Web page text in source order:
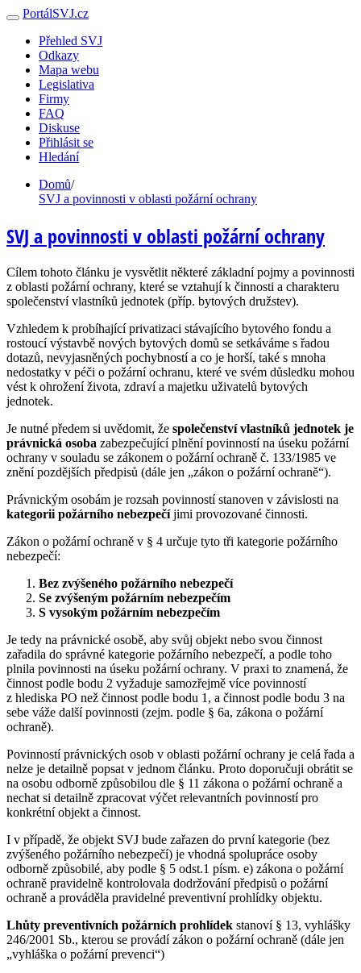
PortálSVJ.cz
Přehled SVJ
Odkazy
Mapa webu
Legislativa
Firmy
FAQ
Diskuse
Přihlásit se
Hledání
Domů/
SVJ a povinnosti v oblasti požární ochrany
SVJ a povinnosti v oblasti požární ochrany
Cílem tohoto článku je vysvětlit některé základní pojmy a povinnosti
z oblasti požární ochrany, které se vztahují k činnosti a charakteru
společenství vlastníků jednotek (příp. bytových družstev).
Vzhledem k probíhající privatizaci stávajícího bytového fondu a
rostoucí výstavbě nových bytových domů se setkáváme s řadou
dotazů, nevyjasněných pochybností a co je horší, také s mnoha
nedostatky v péči o požární ochranu, které ve svém důsledku mohou
vést k ohrožení života, zdraví a majetku uživatelů bytových
jednotek.
Je nutné předem si uvědomit, že společenství vlastníků jednotek je
právnická osoba zabezpečující plnění povinností na úseku požární
ochrany v souladu se zákonem o požární ochraně č. 133/1985 ve
znění pozdějších předpisů (dále jen „zákon o požární ochraně“).
Právnickým osobám je rozsah povinností stanoven v závislosti na
kategorii požárního nebezpečíjimi provozované činnosti.
Zákon o požární ochraně v § 4 určuje tyto tři kategorie požárního
nebezpečí:
Bez zvýšeného požárního nebezpečí
Se zvýšeným požárním nebezpečím
S vysokým požárním nebezpečím
Je tedy na právnické osobě, aby svůj objekt nebo svou činnost
zařadila do správné kategorie požárního nebezpečí, a podle toho
plnila povinnosti na úseku požární ochrany. V praxi to znamená, že
činnost podle bodu 2 vyžaduje samozřejmě více povinností
z hlediska PO než činnost podle bodu 1, a činnost podle bodu 3 na
sebe váže další povinnosti (zejm. podle § 6a, zákona o požární
ochraně).
Povinností právnických osob v oblasti požární ochrany je celá řada a
nelze je detailně popsat v jednom článku. Proto doporučuji obrátit se
na osobu odborně způsobilou dle § 11 zákona o požární ochraně a
nechat si detailně zpracovat výčet relevantních povinností pro
konkrétní objekt a činnost.
I v případě, že objekt SVJ bude zařazen do první kategorie (bez
zvýšeného požárního nebezpečí) je vhodná spolupráce osoby
odborně způsobilé, aby podle § 5 odst.1 písm. e) zákona o požární
ochraně pravidelně kontrolovala dodržování předpisů o požární
ochraně a prováděla pravidelné preventivní prohlídky objektu.
Lhůty preventivních požárních prohlídek stanoví § 13, vyhlášky
246/2001 Sb., kterou se provádí zákon o požární ochraně (dále jen
„vyhláška o požární prevenci“)